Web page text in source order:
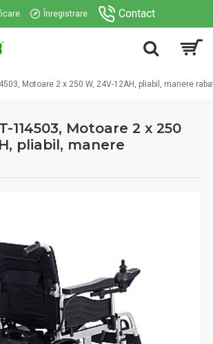
Înregistrare Contact
Motoare 2 x 250 W, 24V-12AH, pliabil, manere
114503, Motoare 2 x 250
pliabil, manere